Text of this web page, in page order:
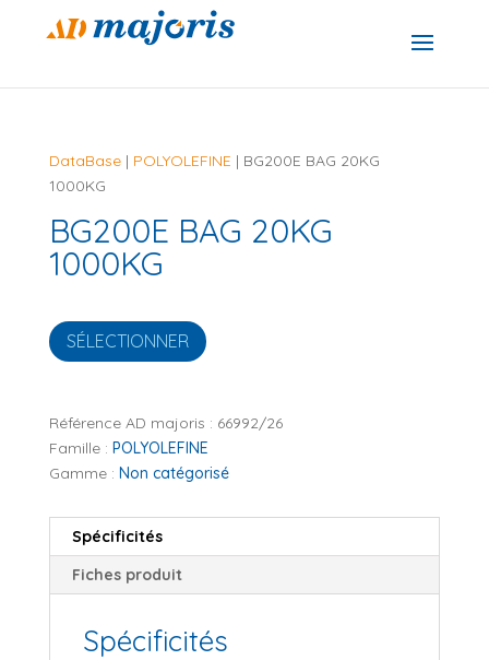
DataBase| POLYOLEFINE | BG200E BAG 20KG
1000KG
BG200E BAG 20KG
1000KG
SÉLECTIONNER
Référence AD majoris : 66992/26
Famille : POLYOLEFINE
Gamme : Non catégorisé
Spécificités
Fiches produit
Spécificités